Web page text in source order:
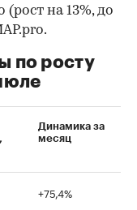
на 13%, до
по росту
Динамика за
месяц
+75,4%